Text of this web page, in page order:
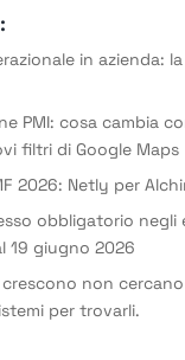
in azienda:
PMI: cosa cambia
filtri di Google Maps
2026: Netly per
obbligatorio negli
19 giugno 2026
non
per trovarli.